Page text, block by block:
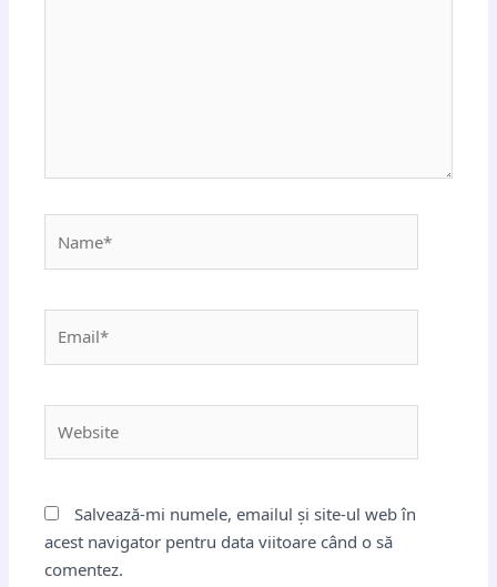
Salvează-mi numele, emailul și site-ul web în
acest navigator pentru data viitoare când o să
comentez.